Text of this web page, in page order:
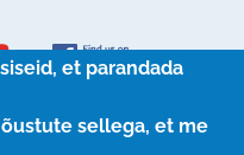
et parandada
sellega, et me